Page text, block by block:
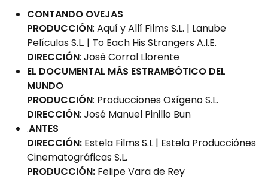
CONTANDO OVEJAS
PRODUCCIÓN: Aquí y Allí Films S.L. | Lanube
Películas S.L. | To Each His Strangers A.I.E.
DIRECCIÓN: José Corral Llorente
EL DOCUMENTAL MÁS ESTRAMBÓTICO DEL
MUNDO
PRODUCCIÓN: Producciones Oxígeno S.L.
DIRECCIÓN: José Manuel Pinillo Bun
.ANTES
DIRECCIÓN: Estela Films S.L | Estela Producciónes
Cinematográficas S.L.
PRODUCCIÓN: Felipe Vara de Rey